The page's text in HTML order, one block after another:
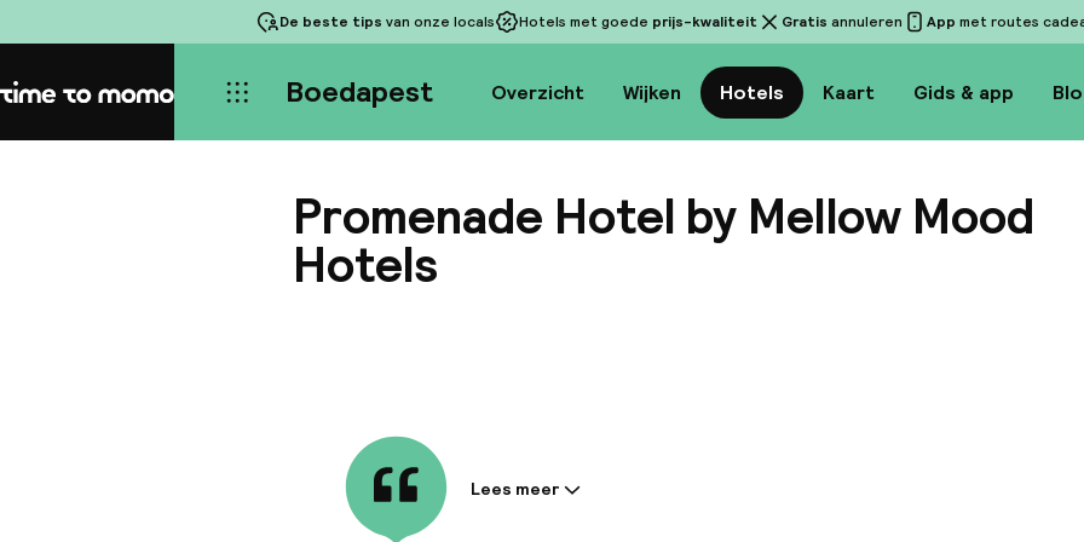
De beste tips van onze locals Hotels met goede prijs-kwaliteit Gratis annuleren App met routes
Home Boedapest Overzicht Wijken Hotels Kaart Gids & app
Promenade Hotel by Mellow Mood
Hotels
Informatie gedeeld door de accommodatie:
Lees meer